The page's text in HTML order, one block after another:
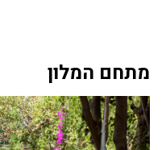
מתחם המלון